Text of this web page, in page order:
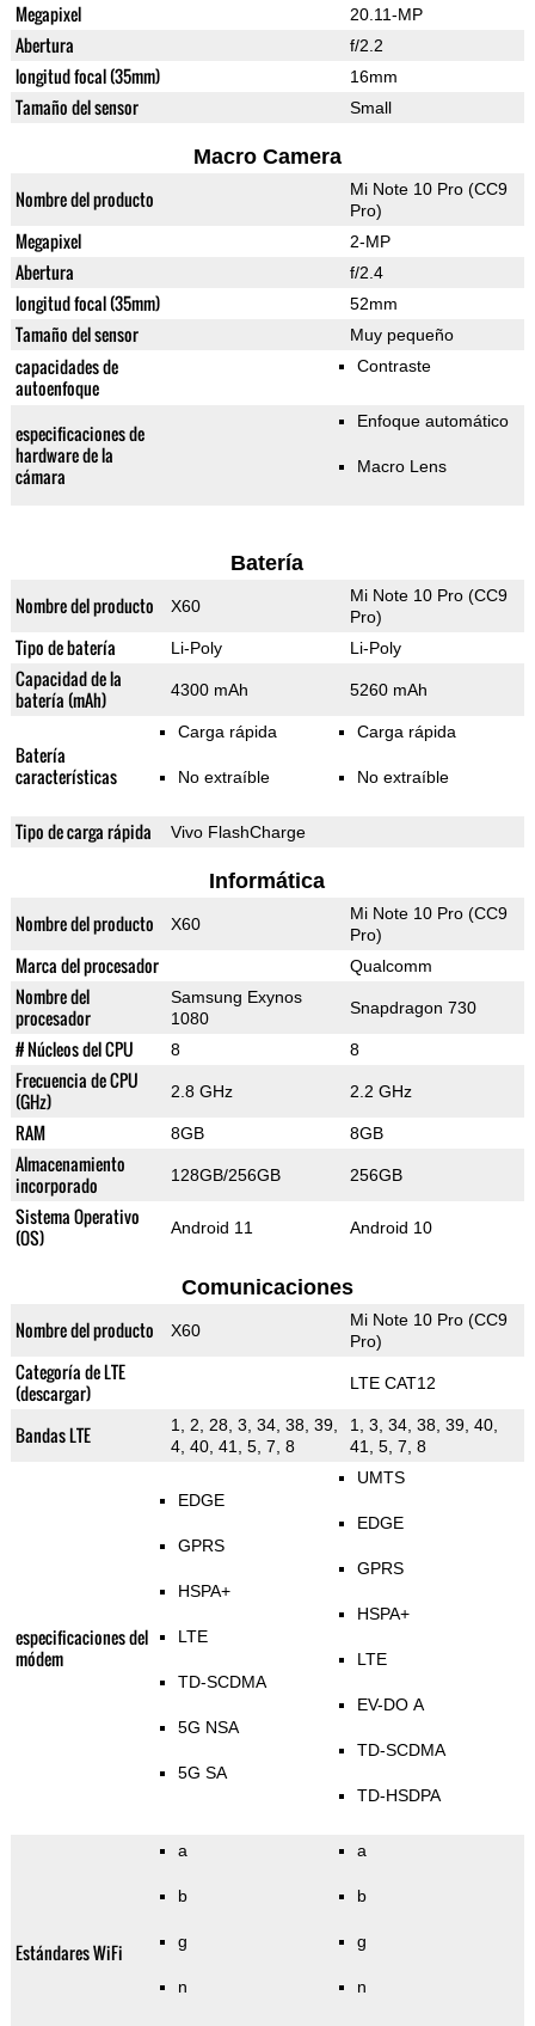
Megapixel 20.11-MP
Abertura f/2.2
longitud focal (35mm) 16mm
Tamaño del sensor Small
Macro Camera
Nombre del producto
Mi Note 10 Pro (CC9
Pro)
Megapixel 2-MP
Abertura f/2.4
longitud focal (35mm) 52mm
Tamaño del sensor Muy pequeño
capacidades de
autoenfoque
Contraste
especificaciones de
hardware de la
cámara
Enfoque automático
Macro Lens
Batería
Nombre del producto X60
Mi Note 10 Pro (CC9
Pro)
Tipo de batería Li-Poly Li-Poly
Capacidad de la
batería (mAh)
4300 mAh 5260 mAh
Batería
características
Carga rápida
No extraíble
Carga rápida
No extraíble
Tipo de carga rápida Vivo FlashCharge
Informática
Nombre del producto X60
Mi Note 10 Pro (CC9
Pro)
Marca del procesador Qualcomm
Nombre del
procesador
Samsung Exynos
1080
Snapdragon 730
# Núcleos del CPU 8 8
Frecuencia de CPU
(GHz)
2.8 GHz 2.2 GHz
RAM 8GB 8GB
Almacenamiento
incorporado
128GB/256GB 256GB
Sistema Operativo
(OS)
Android 11 Android 10
Comunicaciones
Nombre del producto X60
Mi Note 10 Pro (CC9
Pro)
Categoría de LTE
(descargar)
LTE CAT12
Bandas LTE
1, 2, 28, 3, 34, 38, 39,
4, 40, 41, 5, 7, 8
1, 3, 34, 38, 39, 40,
41, 5, 7, 8
especificaciones del
módem
EDGE
GPRS
HSPA+
LTE
TD-SCDMA
5G NSA
5G SA
UMTS
EDGE
GPRS
HSPA+
LTE
EV-DO A
TD-SCDMA
TD-HSDPA
Estándares WiFi
a
b
g
n
a
b
g
n